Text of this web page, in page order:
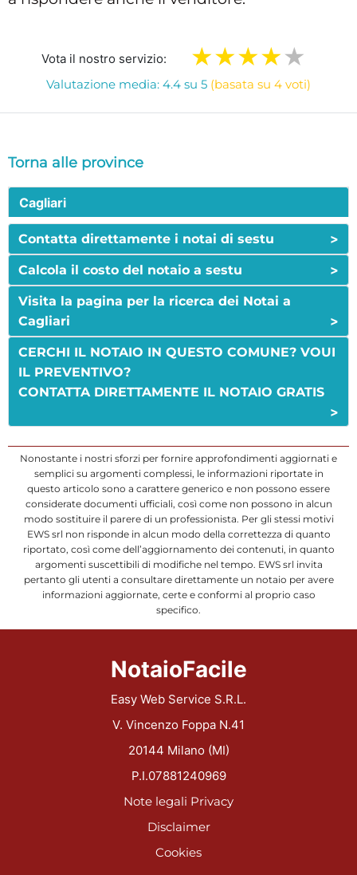
Vota il nostro servizio:
Valutazione media: 4.4 su 5 (basata su 4 voti)
Torna alle province
Cagliari
Contatta direttamente i notai di sestu >
Calcola il costo del notaio a sestu >
Visita la pagina per la ricerca dei Notai a
Cagliari
>
CERCHI IL NOTAIO IN QUESTO COMUNE? VOUI
IL PREVENTIVO?
CONTATTA DIRETTAMENTE IL NOTAIO GRATIS
>
Nonostante i nostri sforzi per fornire approfondimenti aggiornati e
semplici su argomenti complessi, le informazioni riportate in
questo articolo sono a carattere generico e non possono essere
considerate documenti ufficiali, così come non possono in alcun
modo sostituire il parere di un professionista. Per gli stessi motivi
EWS srl non risponde in alcun modo della correttezza di quanto
riportato, così come dell’aggiornamento dei contenuti, in quanto
argomenti suscettibili di modifiche nel tempo. EWS srl invita
pertanto gli utenti a consultare direttamente un notaio per avere
informazioni aggiornate, certe e conformi al proprio caso
specifico.
NotaioFacile
Easy Web Service S.R.L.
V. Vincenzo Foppa N.41
20144 Milano (MI)
P.I.07881240969
Note legali Privacy
Disclaimer
Cookies